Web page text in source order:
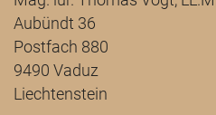
Aubündt 36
Postfach 880
9490 Vaduz
Liechtenstein